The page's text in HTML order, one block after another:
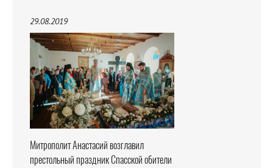
29.08.2019
Митрополит Анастасий возглавил
престольный праздник Спасской обители